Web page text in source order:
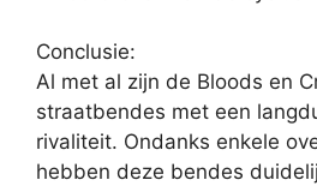
Conclusie:
Al met al zijn de Bloods en
straatbendes met een
rivaliteit. Ondanks enkele
hebben deze bendes